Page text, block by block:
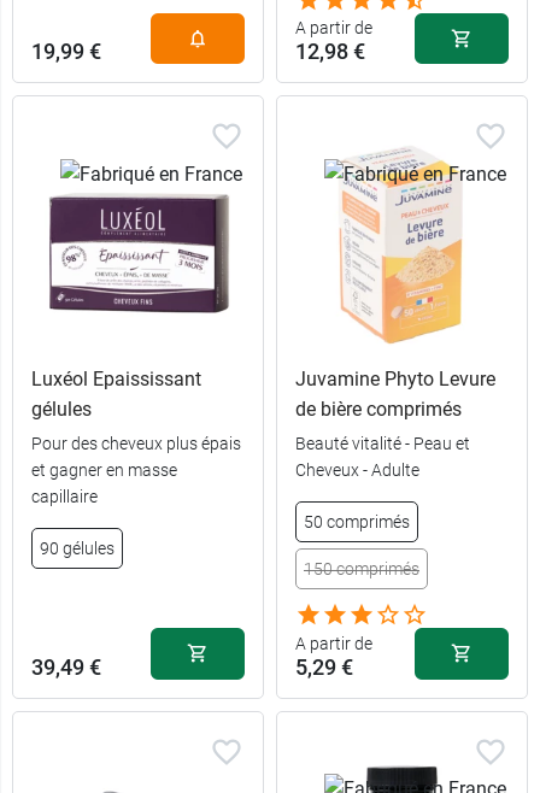
19,99 €
A partir de
12,98 €
90
comprimés
12,98 €
270
25,99 €
Luxéol Epaississant
gélules
Pour des cheveux plus épais
et gagner en masse
capillaire
90 gélules
39,49 €
Juvamine Phyto Levure
de bière comprimés
Beauté vitalité - Peau et
Cheveux - Adulte
50 comprimés
150 comprimés
A partir de
5,29 €